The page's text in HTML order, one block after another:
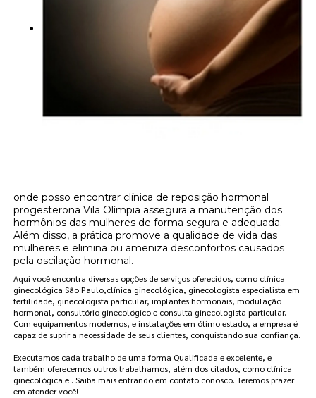
onde posso encontrar clínica de reposição hormonal
progesterona Vila Olímpia assegura a manutenção dos
hormônios das mulheres de forma segura e adequada.
Além disso, a prática promove a qualidade de vida das
mulheres e elimina ou ameniza desconfortos causados
pela oscilação hormonal.
Aqui você encontra diversas opções de serviços oferecidos, como clínica
ginecológica São Paulo,clínica ginecológica, ginecologista especialista em
fertilidade, ginecologista particular, implantes hormonais, modulação
hormonal, consultório ginecológico e consulta ginecologista particular.
Com equipamentos modernos, e instalações em ótimo estado, a empresa é
capaz de suprir a necessidade de seus clientes, conquistando sua confiança.
Executamos cada trabalho de uma forma Qualificada e excelente, e
também oferecemos outros trabalhamos, além dos citados, como clínica
ginecológica e . Saiba mais entrando em contato conosco. Teremos prazer
em atender você!